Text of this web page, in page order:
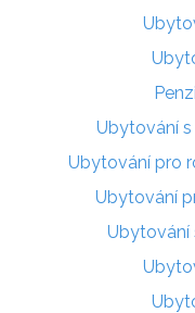
Ubytování
Ubytování pro
Ubytování
Ubytování